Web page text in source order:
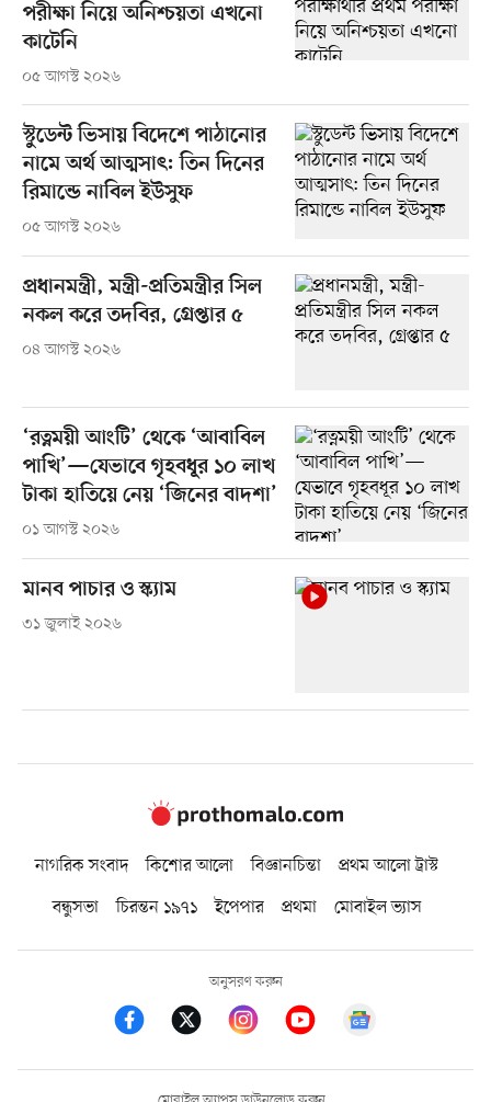
পরীক্ষা নিয়ে অনিশ্চয়তা এখনো
কাটেনি
০৫ আগস্ট ২০২৬
স্টুডেন্ট ভিসায় বিদেশে পাঠানোর
নামে অর্থ আত্মসাৎ: তিন দিনের
রিমান্ডে নাবিল ইউসুফ
০৫ আগস্ট ২০২৬
প্রধানমন্ত্রী, মন্ত্রী-প্রতিমন্ত্রীর সিল
নকল করে তদবির, গ্রেপ্তার ৫
০৪ আগস্ট ২০২৬
‘রত্নময়ী আংটি’ থেকে ‘আবাবিল
পাখি’—যেভাবে গৃহবধূর ১০ লাখ
টাকা হাতিয়ে নেয় ‘জিনের বাদশা’
০১ আগস্ট ২০২৬
মানব পাচার ও স্ক্যাম
৩১ জুলাই ২০২৬
নাগরিক সংবাদ কিশোর আলো বিজ্ঞানচিন্তা
প্রথম আলো ট্রাস্ট
বন্ধুসভা
চিরন্তন ১৯৭১ ইপেপার প্রথমা মোবাইল ভ্যাস
অনুসরণ করুন